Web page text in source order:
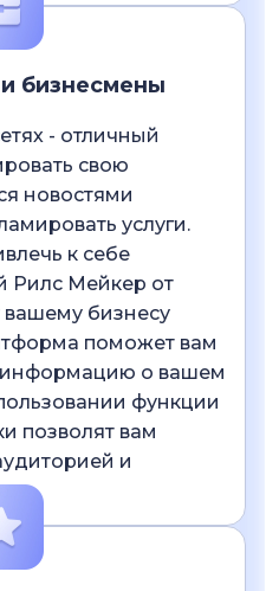
бизнесмены
- отличный
свою
новостями
услуги.
к себе
Рилс Мейкер от
бизнесу
поможет вам
информацию о вашем
функции
позволят вам
и